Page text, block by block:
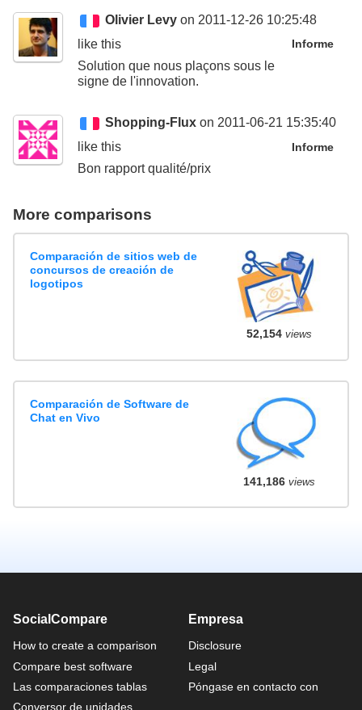
Olivier Levy on 2011-12-26 10:25:48
Informe
like this
Solution que nous plaçons sous le
signe de l'innovation.
Shopping-Flux on 2011-06-21 15:35:40
Informe
like this
Bon rapport qualité/prix
More comparisons
Comparación de sitios web de
concursos de creación de
logotipos
52,154views
Comparación de Software de
Chat en Vivo
141,186views
SocialCompare
How to create a comparison
Compare best software
Las comparaciones tablas
Conversor de unidades
Empresa
Disclosure
Legal
Póngase en contacto con